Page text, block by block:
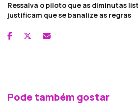
Ressalva o piloto que as diminutas
justificam que se banalize as regras
Pode também gostar